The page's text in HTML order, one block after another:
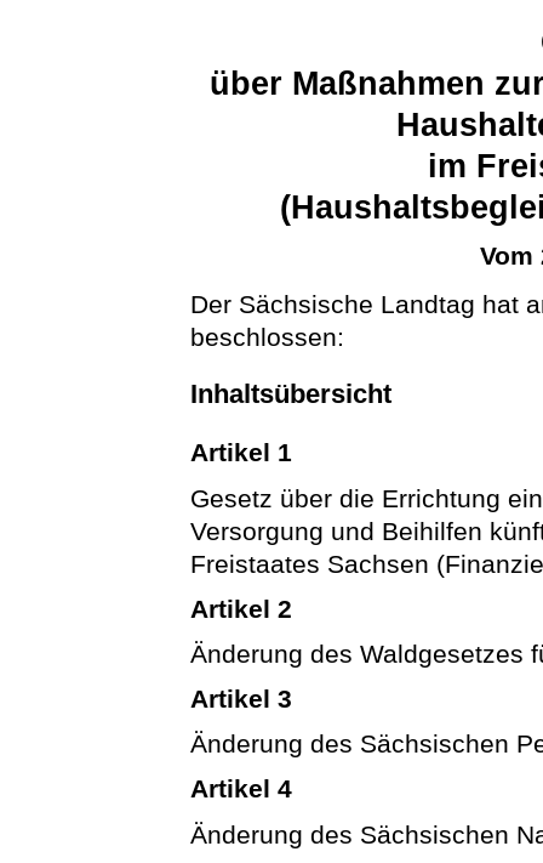
über Maßnahmen
im
Vom
Der Sächsische Landtag hat
beschlossen:
Inhaltsübersicht
Artikel 1
Gesetz über die Errichtung
Versorgung und Beihilfen
Freistaates Sachsen
Artikel 2
Änderung des Waldgesetzes
Artikel 3
Änderung des Sächsischen
Artikel 4
Änderung des Sächsischen